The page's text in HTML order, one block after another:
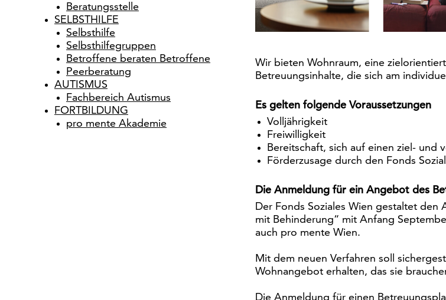
Beratungsstelle
SELBSTHILFE
Selbsthilfe
Selbsthilfegruppen
Betroffene beraten Betroffene
Peerberatung
AUTISMUS
Fachbereich Autismus
FORTBILDUNG
pro mente Akademie
Wir bieten Wohnraum, eine
Betreuungsinhalte, die sich am
Es gelten folgende Voraussetzungen
Volljährigkeit
Freiwilligkeit
Bereitschaft, sich auf einen ziel- und
Förderzusage durch den Fonds
Die Anmeldung für ein Angebot des
Der Fonds Soziales Wien gestaltet den
mit Behinderung“ mit Anfang
auch pro mente Wien.
Mit dem neuen Verfahren soll
Wohnangebot erhalten, das sie
Die Anmeldung für einen